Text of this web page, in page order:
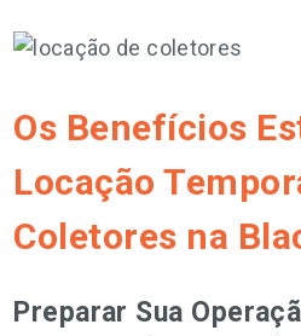
Os Benefícios
Locação
Coletores na
Preparar Sua